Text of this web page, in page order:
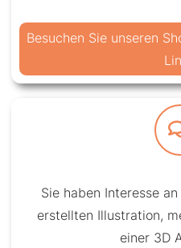
Besuchen Sie unseren
Sie haben Interesse
erstellten Illustration,
einer 3D